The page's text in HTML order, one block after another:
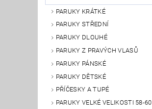
PARUKY KRÁTKÉ
PARUKY STŘEDNÍ
PARUKY DLOUHÉ
PARUKY Z PRAVÝCH VLASŮ
PARUKY PÁNSKÉ
PARUKY DĚTSKÉ
PŘÍČESKY A TUPÉ
PARUKY VELKÉ VELIKOSTI 58-60